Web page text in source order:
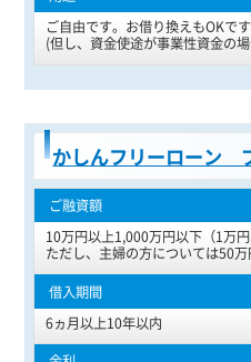
ご自由です。お借り換えもOKです
(但し、資金使途が事業性資金の
かしんフリーローン
10万円以上1,000万円以下（1万円
ただし、主婦の方については50
6ヵ月以上10年以内